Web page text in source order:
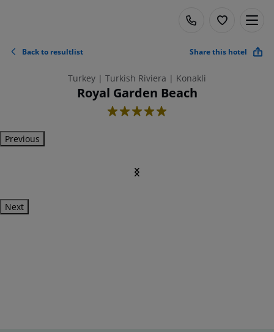
Back to resultlist Share this hotel
Turkey | Turkish Riviera | Konakli
Royal Garden Beach
5
Previous
Next